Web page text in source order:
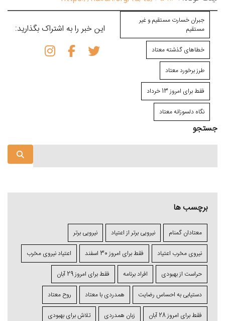
جبران خسارت⁯ مستقیم و غیر
مستقیم
خطاهای گذشته معتاد
طرز برخورد معتاد
فقط برای امروز 13 خرداد
نگاه دلسوزانه معتاد
این خبر را به اشتراک بگذارید:
جستجو
برچسب ها
معتادان گمنام نیرویی برتر از اعتیاد نیرویی برتر
نیروی مخرب اعتیاد فقط برای امروز 30 اسفند اعتياد نیروی مخرب
حراست از بهبودی افراد برنامه فقط برای امروز 29 آبان
دستیابی به احساس رضایت همدردی با معتاد روح معتاد
فقط برای امروز 28 آبان زبان همدردی تلاش برای بهبودی